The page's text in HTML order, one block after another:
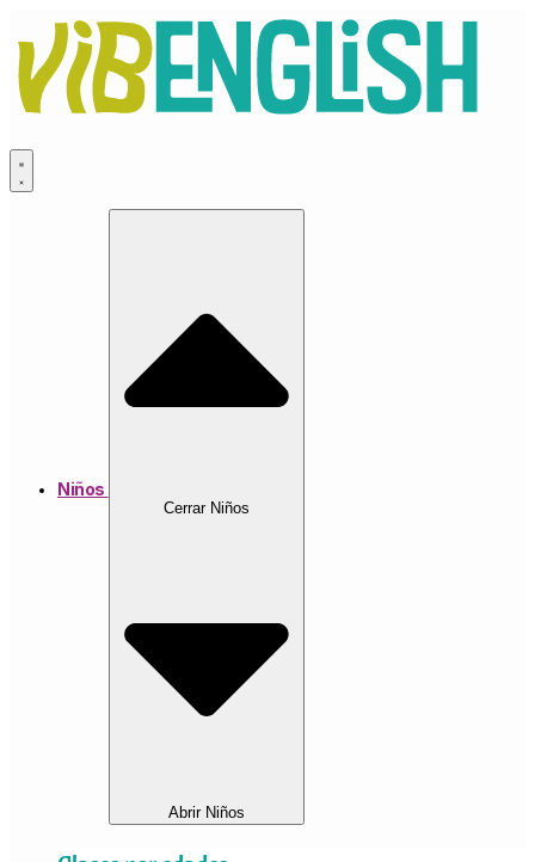
contenido
Niños
Cerrar Niños
Abrir Niños